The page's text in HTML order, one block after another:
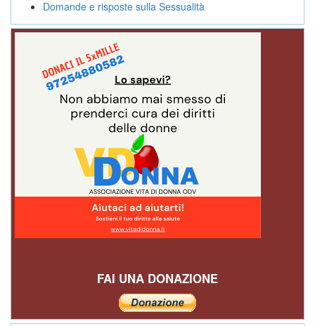
Domande e risposte sulla Sessualità
FAI UNA DONAZIONE